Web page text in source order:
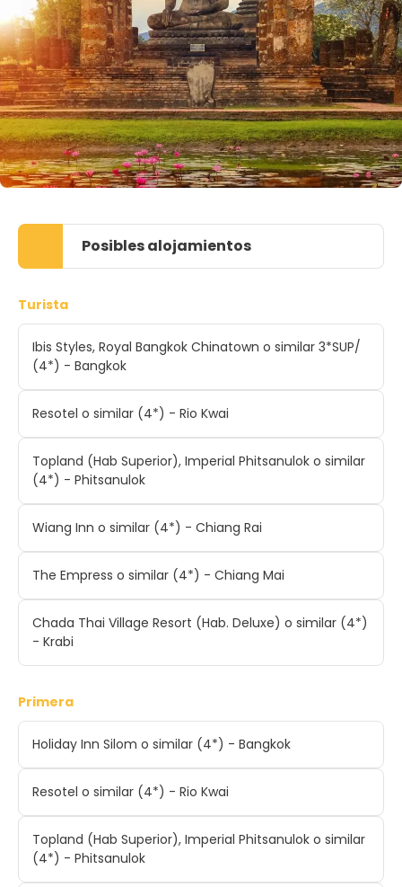
Posibles alojamientos
Turista
Ibis Styles, Royal Bangkok Chinatown o similar 3*SUP/
(4*) - Bangkok
Resotel o similar (4*) - Rio Kwai
Topland (Hab Superior), Imperial Phitsanulok o similar
(4*) - Phitsanulok
Wiang Inn o similar (4*) - Chiang Rai
The Empress o similar (4*) - Chiang Mai
Chada Thai Village Resort (Hab. Deluxe) o similar (4*)
- Krabi
Primera
Holiday Inn Silom o similar (4*) - Bangkok
Resotel o similar (4*) - Rio Kwai
Topland (Hab Superior), Imperial Phitsanulok o similar
(4*) - Phitsanulok